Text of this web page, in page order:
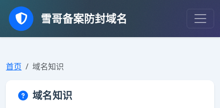
雪哥备案防封域名
首页 域名知识
域名知识